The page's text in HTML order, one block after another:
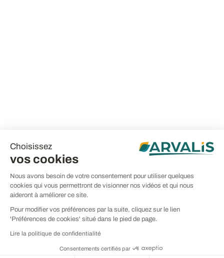
Choisissez
vos cookies
Nous avons besoin de votre consentement pour utiliser quelques
cookies qui vous permettront de visionner nos vidéos et qui nous
aideront à améliorer ce site.
Pour modifier vos préférences par la suite, cliquez sur le lien
'Préférences de cookies' situé dans le pied de page.
Lire la politique de confidentialité
Consentements certifiés par